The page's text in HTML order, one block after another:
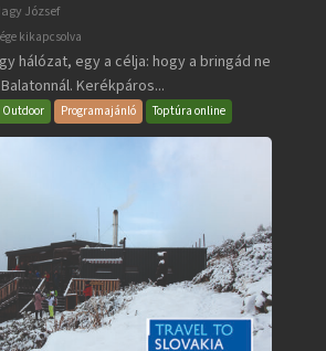
József
kikapcsolva
hálózat, egy a célja: hogy a bringád ne
Kerékpáros...
Outdoor Programajánló Toptúra online